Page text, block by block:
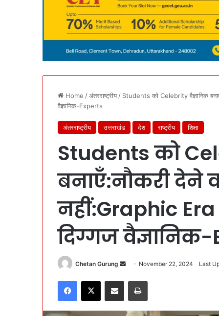
Home /अंतरराष्ट्रीय / Students को Celebrity वैज्ञानिक
वैज्ञानिक-Experts
अंतरराष्ट्रीय उत्तराखंड देश राष्ट्रीय शिक्षा
Students को
बनाएँ:नौकरी देने
नहीं:Graphic
दिग्गज
Chetan Gurung
d
a
November 22, 2024 Last